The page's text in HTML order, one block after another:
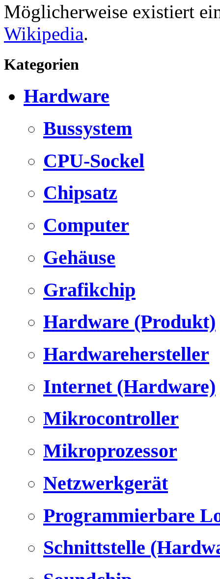
Möglicherweise existiert
Wikipedia.
Kategorien
Hardware
Bussystem
CPU-Sockel
Chipsatz
Computer
Gehäuse
Grafikchip
Hardware (Produkt)
Hardwarehersteller
Internet (Hardware)
Mikrocontroller
Mikroprozessor
Netzwerkgerät
Programmierbare
Schnittstelle